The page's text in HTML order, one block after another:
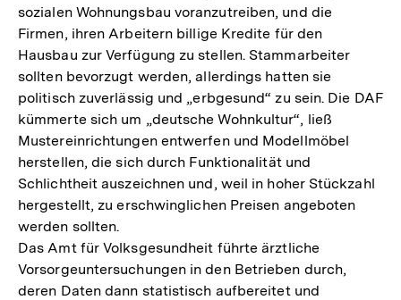
sozialen Wohnungsbau voranzutreiben, und die
Firmen, ihren Arbeitern billige Kredite für den
Hausbau zur Verfügung zu stellen. Stammarbeiter
sollten bevorzugt werden, allerdings hatten sie
politisch zuverlässig und „erbgesund“ zu sein. Die DAF
kümmerte sich um „deutsche Wohnkultur“, ließ
Mustereinrichtungen entwerfen und Modellmöbel
herstellen, die sich durch Funktionalität und
Schlichtheit auszeichnen und, weil in hoher Stückzahl
hergestellt, zu erschwinglichen Preisen angeboten
werden sollten.
Das Amt für Volksgesundheit führte ärztliche
Vorsorgeuntersuchungen in den Betrieben durch,
deren Daten dann statistisch aufbereitet und